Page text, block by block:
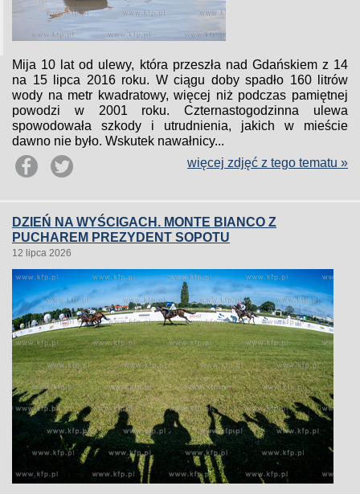
Mija 10 lat od ulewy, która przeszła nad Gdańskiem z 14
na 15 lipca 2016 roku. W ciągu doby spadło 160 litrów
wody na metr kwadratowy, więcej niż podczas pamiętnej
powodzi w 2001 roku. Czternastogodzinna ulewa
spowodowała szkody i utrudnienia, jakich w mieście
dawno nie było. Wskutek nawałnicy...
więcej zdjęć z tego tematu »
DZIEŃ NA WYŚCIGACH. MONTE BIANCO Z
PUCHAREM PREZYDENT SOPOTU
12 lipca 2026